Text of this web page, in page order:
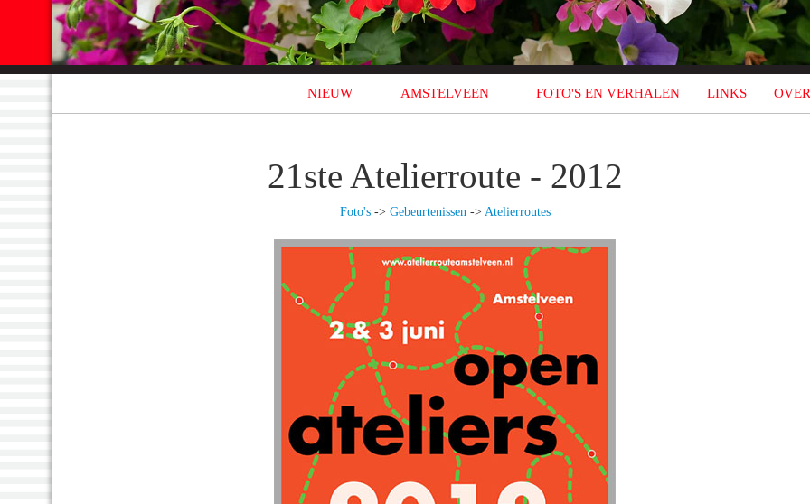
NIEUW AMSTELVEEN FOTO'S EN VERHALEN LINKS
21ste Atelierroute - 2012
Foto's-> Gebeurtenissen -> Atelierroutes